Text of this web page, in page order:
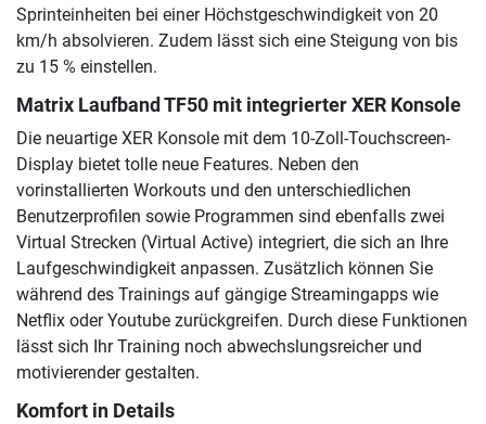
Sprinteinheiten bei einer Höchstgeschwindigkeit von 20
km/h absolvieren. Zudem lässt sich eine Steigung von bis
zu 15 % einstellen.
Matrix Laufband TF50 mit integrierter XER Konsole
Die neuartige XER Konsole mit dem 10-Zoll-Touchscreen-
Display bietet tolle neue Features. Neben den
vorinstallierten Workouts und den unterschiedlichen
Benutzerprofilen sowie Programmen sind ebenfalls zwei
Virtual Strecken (Virtual Active) integriert, die sich an Ihre
Laufgeschwindigkeit anpassen. Zusätzlich können Sie
während des Trainings auf gängige Streamingapps wie
Netflix oder Youtube zurückgreifen. Durch diese Funktionen
lässt sich Ihr Training noch abwechslungsreicher und
motivierender gestalten.
Komfort in Details